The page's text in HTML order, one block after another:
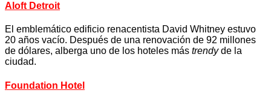
Aloft Detroit
El emblemático edificio renacentista David Whitney estuvo
20 años vacío. Después de una renovación de 92 millones
de dólares, alberga uno de los hoteles más trendyde la
ciudad.
Foundation Hotel